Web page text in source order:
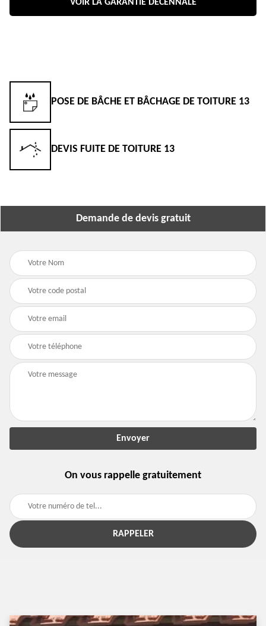
VOIR LA GARANTIE DÉCÉNNALE
POSE DE BÂCHE ET BÂCHAGE DE TOITURE 13
DEVIS FUITE DE TOITURE 13
Demande de devis gratuit
On vous rappelle gratuitement